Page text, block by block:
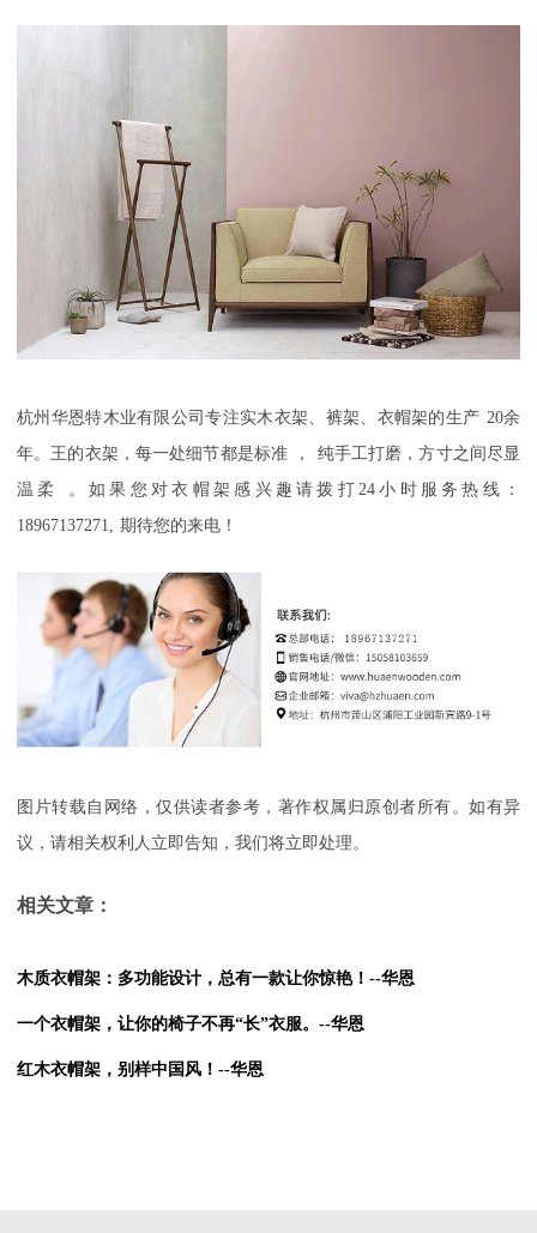
杭州华恩特木业有限公司专注实木衣架、裤架、衣帽架的生产 20余
年。 王的衣架，每一处细节都是标准 ，
纯手工打磨，方寸之间尽显
温柔
。如果您对衣帽架感兴趣请拨打 24小时服务热线：
18967137271, 期待您的来电！
图片转载自网络，仅供读者参考，著作权属归原创者所有。如有异
议，请相关权利人立即告知，我们将立即处理。
相关文章：
木质衣帽架：多功能设计，总有一款让你惊艳！--华恩
一个衣帽架，让你的椅子不再“长”衣服。--华恩
红木衣帽架，别样中国风！--华恩